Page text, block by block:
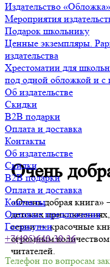
Издательство «Обложка»
Мероприятия
Подарок школьнику
Ценные экземпляры.
издательства
Хрестоматии для
под одной обложкой и с
Об издательстве
Скидки
B2B подарки
Оплата и доставка
Контакты
Об издательстве
Скидки
B2B подарки
Оплата и доставка
Контакты
Оптовые предложения
Госзакупки
+7(495)640-39-36
Телефон по вопросам
Очень
«Очень добрая
детских
серии ― красочные
огромным
читателей.